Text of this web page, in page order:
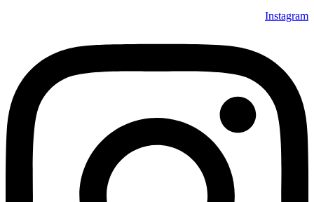
Instagram